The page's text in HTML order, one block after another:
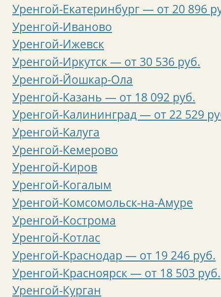
Уренгой-Екатеринбург — от 20 896
Уренгой-Иваново
Уренгой-Ижевск
Уренгой-Иркутск — от 30 536 руб.
Уренгой-Йошкар-Ола
Уренгой-Казань — от 18 092 руб.
Уренгой-Калининград — от 22 529
Уренгой-Калуга
Уренгой-Кемерово
Уренгой-Киров
Уренгой-Когалым
Уренгой-Комсомольск-на-Амуре
Уренгой-Кострома
Уренгой-Котлас
Уренгой-Краснодар — от 19 246 руб.
Уренгой-Красноярск — от 18 503 руб.
Уренгой-Курган